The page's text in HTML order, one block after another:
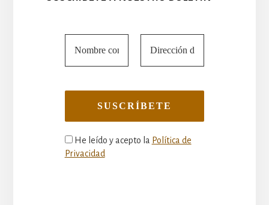
He leído y acepto la Política de
Privacidad